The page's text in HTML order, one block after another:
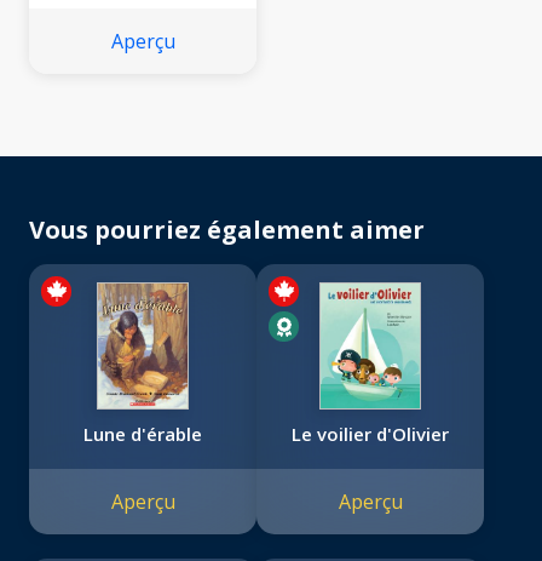
Aperçu
Vous pourriez également aimer
Lune d'érable
Aperçu
Le voilier d'Olivier
Aperçu